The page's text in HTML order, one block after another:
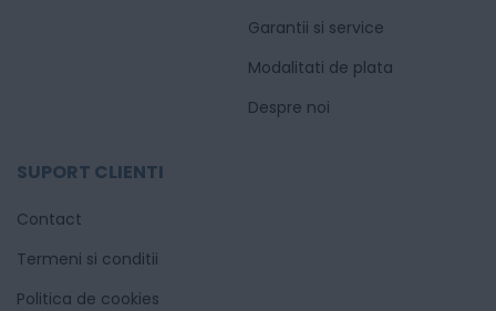
Garantii si service
Modalitati de plata
Despre noi
SUPORT CLIENTI
Contact
Termeni si conditii
Politica de cookies